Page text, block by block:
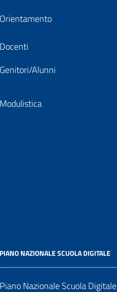
Orientamento
Docenti
Genitori/Alunni
Modulistica
PIANO NAZIONALE SCUOLA DIGITALE
Piano Nazionale Scuola Digitale